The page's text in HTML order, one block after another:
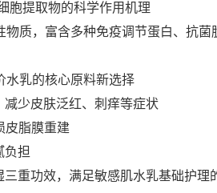
胞提取物的科学作用机理
质，富含多种免疫调节蛋白、抗菌
少皮肤泛红、刺痒等症状
皮脂膜重建
负担
重功效，满足敏感肌水乳基础护理